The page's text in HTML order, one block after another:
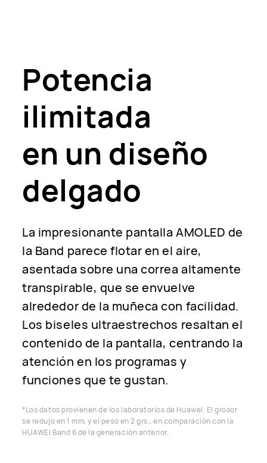
Potencia
ilimitada
en un diseño
delgado
La impresionante pantalla AMOLED de
la Band parece flotar en el aire,
asentada sobre una correa altamente
transpirable, que se envuelve
alrededor de la muñeca con facilidad.
Los biseles ultraestrechos resaltan el
contenido de la pantalla, centrando la
atención en los programas y
funciones que te gustan.
*Los datos provienen de los laboratorios de Huawei. El grosor
se redujo en 1 mm, y el peso en 2 grs.,en comparación con la
HUAWEI Band 6 de la generación anterior.